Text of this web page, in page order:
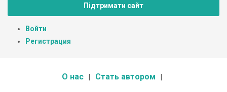
Підтримати сайт
Войти
Регистрация
О нас Стать автором